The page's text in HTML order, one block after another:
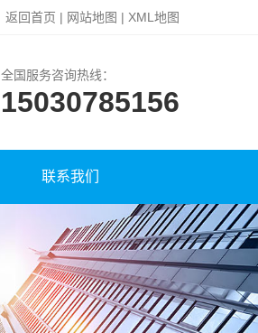
返回首页 | 网站地图 | XML地图
全国服务咨询热线：
15030785156
联系我们